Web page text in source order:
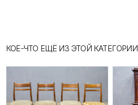
КОЕ-ЧТО ЕЩЁ ИЗ ЭТОЙ КАТЕГОРИИ